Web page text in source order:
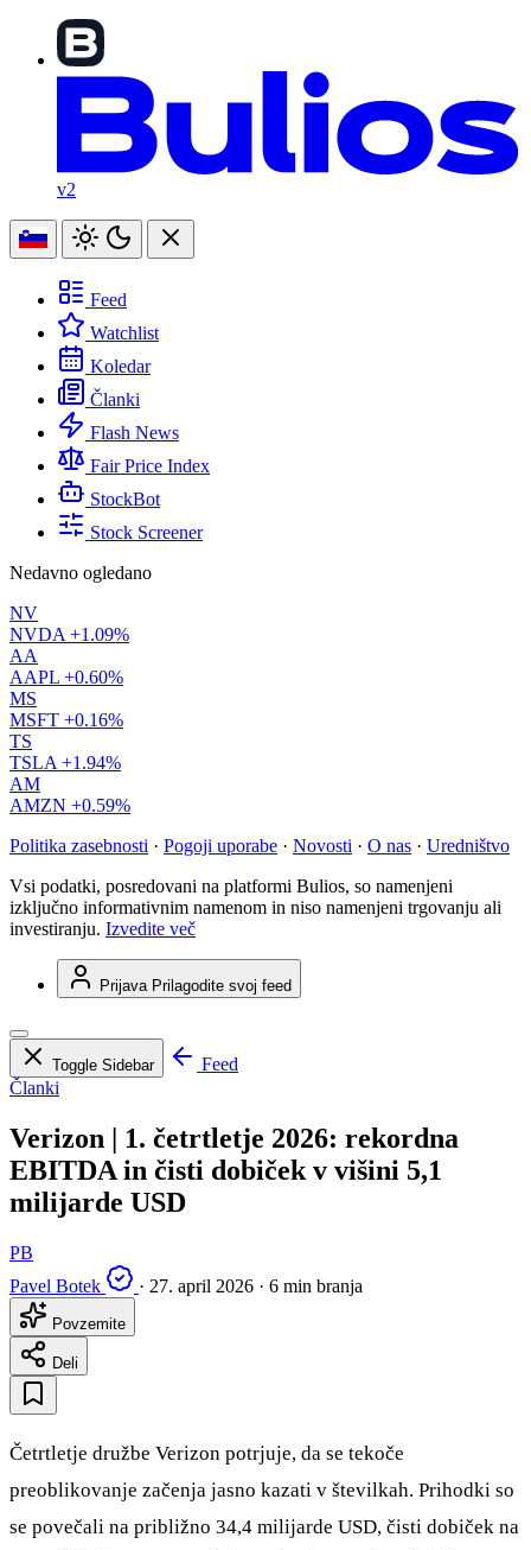
v2
Feed
Watchlist
Koledar
Članki
Flash News
Fair Price Index
StockBot
Stock Screener
Nedavno ogledano
NV
NVDA +1.09%
AA
AAPL +0.60%
MS
MSFT +0.16%
TS
TSLA +1.94%
AM
AMZN +0.59%
Politika zasebnosti · Pogoji uporabe · Novosti · O nas · Uredništvo
Vsi podatki, posredovani na platformi Bulios, so namenjeni
izključno informativnim namenom in niso namenjeni trgovanju ali
investiranju. Izvedite več
Prijava Prilagodite svoj feed
Toggle Sidebar
Feed
Članki
Verizon | 1. četrtletje 2026: rekordna
EBITDA in čisti dobiček v višini 5,1
milijarde USD
PB
Pavel Botek
· 27. april 2026 · 6 min branja
Povzemite
Deli
Četrtletje družbe Verizon potrjuje, da se tekoče
preoblikovanje začenja jasno kazati v številkah. Prihodki so
se povečali na približno 34,4 milijarde USD, čisti dobiček na